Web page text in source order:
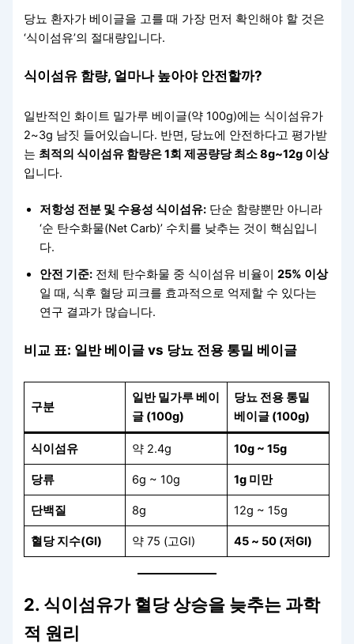
당뇨 환자가 베이글을 고를 때 가장 먼저 확인해야 할 것은
‘식이섬유’의 절대량입니다.
식이섬유 함량, 얼마나 높아야 안전할까?
일반적인 화이트 밀가루 베이글(약 100g)에는 식이섬유가
2~3g 남짓 들어있습니다. 반면, 당뇨에 안전하다고 평가받
는 최적의 식이섬유 함량은 1회 제공량당 최소 8g~12g 이상
입니다.
저항성 전분 및 수용성 식이섬유: 단순 함량뿐만 아니라
‘순 탄수화물(Net Carb)’ 수치를 낮추는 것이 핵심입니
다.
안전 기준: 전체 탄수화물 중 식이섬유 비율이25% 이상
일 때, 식후 혈당 피크를 효과적으로 억제할 수 있다는
연구 결과가 많습니다.
비교 표: 일반 베이글 vs 당뇨 전용 통밀 베이글
구분
일반 밀가루 베이
글 (100g)
당뇨 전용 통밀
베이글 (100g)
식이섬유 약 2.4g 10g ~ 15g
당류 6g ~ 10g 1g 미만
단백질 8g 12g ~ 15g
혈당 지수(GI) 약 75 (고GI) 45 ~ 50 (저GI)
2. 식이섬유가 혈당 상승을 늦추는 과학
적 원리